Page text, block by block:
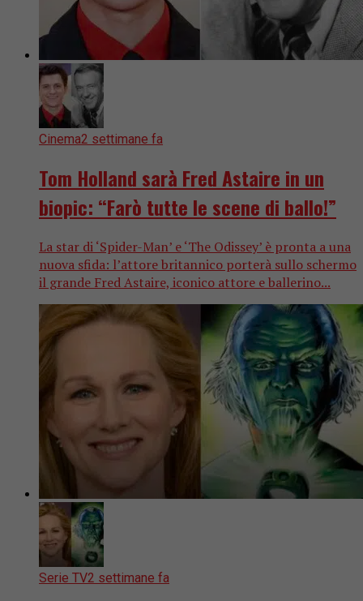
Cinema2 settimane fa
Tom Holland sarà Fred Astaire in un
biopic: “Farò tutte le scene di ballo!”
La star di ‘Spider-Man’ e ‘The Odissey’ è pronta a una
nuova sfida: l’attore britannico porterà sullo schermo
il grande Fred Astaire, iconico attore e ballerino...
Serie TV2 settimane fa